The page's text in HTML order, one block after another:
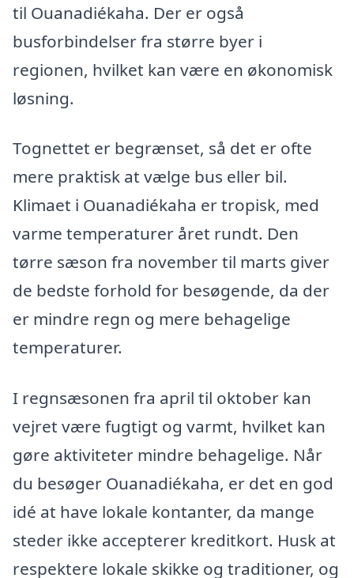
til Ouanadiékaha. Der er også
busforbindelser fra større byer i
regionen, hvilket kan være en økonomisk
løsning.
Tognettet er begrænset, så det er ofte
mere praktisk at vælge bus eller bil.
Klimaet i Ouanadiékaha er tropisk, med
varme temperaturer året rundt. Den
tørre sæson fra november til marts giver
de bedste forhold for besøgende, da der
er mindre regn og mere behagelige
temperaturer.
I regnsæsonen fra april til oktober kan
vejret være fugtigt og varmt, hvilket kan
gøre aktiviteter mindre behagelige. Når
du besøger Ouanadiékaha, er det en god
idé at have lokale kontanter, da mange
steder ikke accepterer kreditkort. Husk at
respektere lokale skikke og traditioner, og